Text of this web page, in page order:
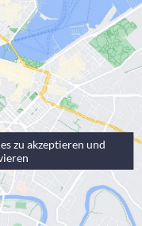
zu akzeptieren und